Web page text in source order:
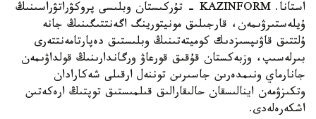
استانا. KAZINFORM - تۇركىستان وبلىسى پروكۋراتۋراسىنىڭ
ۇيلەستىرۋىمەن، قارجىلىق مونيتورينگ اگەنتتىگىنىڭ جانە
ۇلتتىق قاۋىپسىزدىك كوميتەتىنىڭ وبلىستىق دەپارتامەنتتەرى
بىرلەسىپ، وزبەكستان قۇقىق قورعاۋ ورگاندارىنىڭ قولداۋىمەن
جانارماي ونىمدەرىن جاسىرىن توننەل ارقىلى شەكارادان
وتكىزۋمەن اينالىسقان حالىقارالىق قىلمىستىق توپتىڭ ارەكەتىن
اشكەرەلەدى.